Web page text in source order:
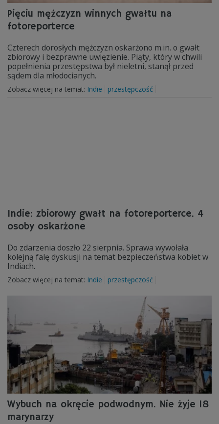
Pięciu mężczyzn winnych gwałtu na
fotoreporterce
Czterech dorosłych mężczyzn oskarżono m.in. o gwałt
zbiorowy i bezprawne uwięzienie. Piąty, który w chwili
popełnienia przestępstwa był nieletni, stanął przed
sądem dla młodocianych.
Zobacz więcej na temat: Indie przestępczość
Indie: zbiorowy gwałt na fotoreporterce. 4
osoby oskarżone
Do zdarzenia doszło 22 sierpnia. Sprawa wywołała
kolejną falę dyskusji na temat bezpieczeństwa kobiet w
Indiach.
Zobacz więcej na temat: Indie przestępczość
Wybuch na okręcie podwodnym. Nie żyje 18
marynarzy